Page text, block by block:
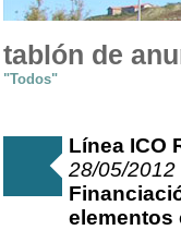
tablón de
"Todos"
Línea ICO
28/05/2012
elementos